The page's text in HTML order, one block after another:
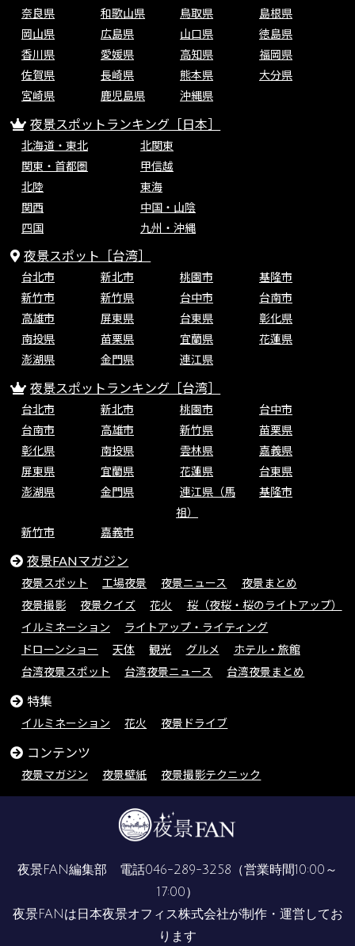
奈良県
和歌山県 鳥取県
島根県
岡山県
広島県 山口県
徳島県
香川県
愛媛県 高知県
福岡県
佐賀県
長崎県 熊本県
大分県
宮崎県
鹿児島県 沖縄県
夜景スポットランキング［日本］
北海道・東北
北関東
関東・首都圏
甲信越
北陸
東海
関西
中国・山陰
四国
九州・沖縄
夜景スポット［台湾］
台北市 新北市 桃園市
基隆市
新竹市
新竹県 台中市
台南市
高雄市
屏東県 台東県
彰化県
南投県
苗栗県 宜蘭県
花蓮県
澎湖県
金門県 連江県
夜景スポットランキング［台湾］
台北市 新北市 桃園市
台中市
台南市
高雄市 新竹県
苗栗県
彰化県
南投県 雲林県
嘉義県
屏東県
宜蘭県 花蓮県
台東県
澎湖県
金門県
連江県（馬
祖）
基隆市
新竹市 嘉義市
夜景FANマガジン
夜景スポット 工場夜景 夜景ニュース
夜景まとめ
夜景撮影
夜景クイズ 花火
桜（夜桜・桜のライトアップ）
イルミネーション
ライトアップ・ライティング
ドローンショー
天体 観光 グルメ
ホテル・旅館
台湾夜景スポット
台湾夜景ニュース 台湾夜景まとめ
特集
イルミネーション 花火 夜景ドライブ
コンテンツ
夜景マガジン 夜景壁紙 夜景撮影テクニック
夜景FAN編集部 電話046-289-3258 （営業時間10:00～
17:00）
夜景FANは 日本夜景オフィス株式会社が制作・運営してお
ります